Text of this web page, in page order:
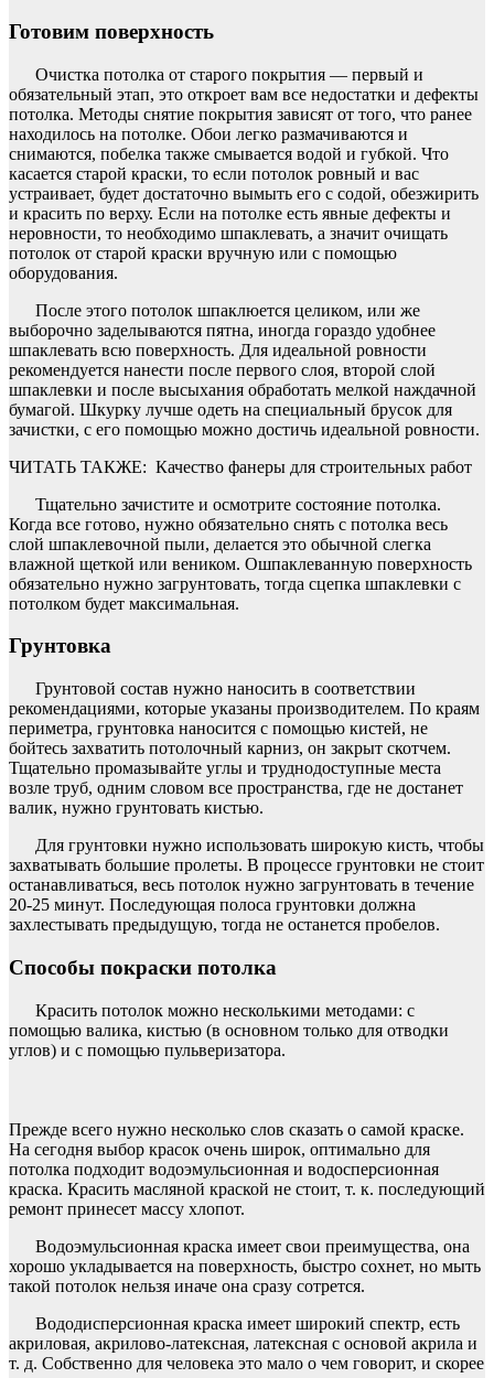
Готовим поверхность
Очистка потолка от старого покрытия — первый и
обязательный этап, это откроет вам все недостатки и дефекты
потолка. Методы снятие покрытия зависят от того, что ранее
находилось на потолке. Обои легко размачиваются и
снимаются, побелка также смывается водой и губкой. Что
касается старой краски, то если потолок ровный и вас
устраивает, будет достаточно вымыть его с содой, обезжирить
и красить по верху. Если на потолке есть явные дефекты и
неровности, то необходимо шпаклевать, а значит очищать
потолок от старой краски вручную или с помощью
оборудования.
После этого потолок шпаклюется целиком, или же
выборочно заделываются пятна, иногда гораздо удобнее
шпаклевать всю поверхность. Для идеальной ровности
рекомендуется нанести после первого слоя, второй слой
шпаклевки и после высыхания обработать мелкой наждачной
бумагой. Шкурку лучше одеть на специальный брусок для
зачистки, с его помощью можно достичь идеальной ровности.
ЧИТАТЬ ТАКЖЕ: Качество фанеры для строительных работ
Тщательно зачистите и осмотрите состояние потолка.
Когда все готово, нужно обязательно снять с потолка весь
слой шпаклевочной пыли, делается это обычной слегка
влажной щеткой или веником. Ошпаклеванную поверхность
обязательно нужно загрунтовать, тогда сцепка шпаклевки с
потолком будет максимальная.
Грунтовка
Грунтовой состав нужно наносить в соответствии
рекомендациями, которые указаны производителем. По краям
периметра, грунтовка наносится с помощью кистей, не
бойтесь захватить потолочный карниз, он закрыт скотчем.
Тщательно промазывайте углы и труднодоступные места
возле труб, одним словом все пространства, где не достанет
валик, нужно грунтовать кистью.
Для грунтовки нужно использовать широкую кисть, чтобы
захватывать большие пролеты. В процессе грунтовки не стоит
останавливаться, весь потолок нужно загрунтовать в течение
20-25 минут. Последующая полоса грунтовки должна
захлестывать предыдущую, тогда не останется пробелов.
Способы покраски потолка
Красить потолок можно несколькими методами: с
помощью валика, кистью (в основном только для отводки
углов) и с помощью пульверизатора.
Прежде всего нужно несколько слов сказать о самой краске.
На сегодня выбор красок очень широк, оптимально для
потолка подходит водоэмульсионная и водосперсионная
краска. Красить масляной краской не стоит, т. к. последующий
ремонт принесет массу хлопот.
Водоэмульсионная краска имеет свои преимущества, она
хорошо укладывается на поверхность, быстро сохнет, но мыть
такой потолок нельзя иначе она сразу сотрется.
Вододисперсионная краска имеет широкий спектр, есть
акриловая, акрилово-латексная, латексная с основой акрила и
т. д. Собственно для человека это мало о чем говорит, и скорее